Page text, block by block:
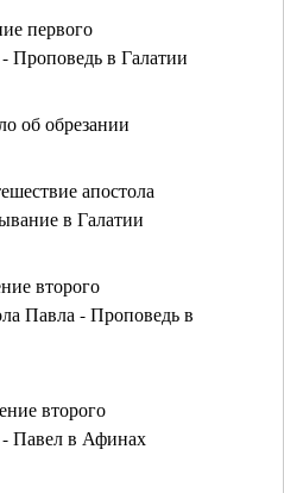
первого
Проповедь в Галатии
об обрезании
апостола
в Галатии
второго
Павла - Проповедь в
второго
Павел в Афинах